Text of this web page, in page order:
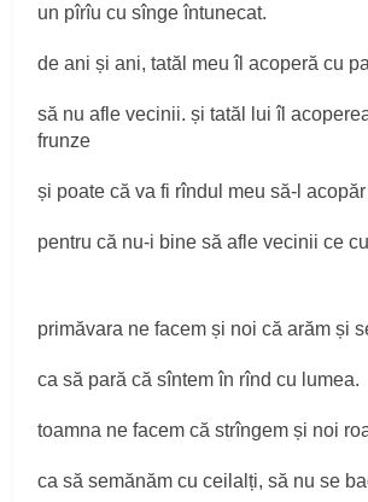
un pîrîu cu sînge întunecat.
de ani și ani, tatăl meu îl acoperă cu
să nu afle vecinii. și tatăl lui îl
frunze
și poate că va fi rîndul meu să-l
pentru că nu-i bine să afle vecinii ce
primăvara ne facem și noi că arăm și
ca să pară că sîntem în rînd cu lumea.
toamna ne facem că strîngem și noi
ca să semănăm cu ceilalți, să nu se